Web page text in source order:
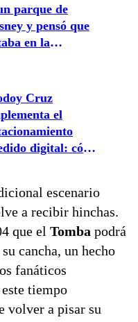
parque de
y pensó que
en la
Cruz
el
digital: cómo
escenario
a recibir hinchas.
que el Tomba podrá
cancha, un hecho
fanáticos
tiempo
volver a pisar su